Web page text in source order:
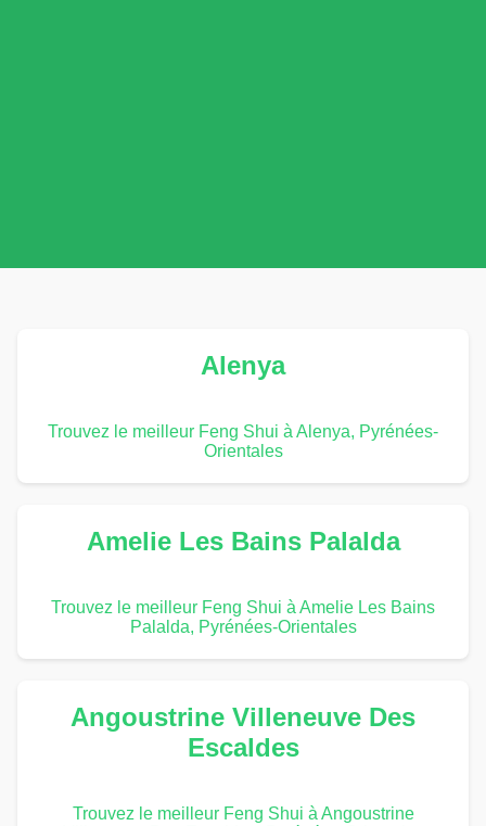
Alenya
Trouvez le meilleur Feng Shui à Alenya, Pyrénées-
Orientales
Amelie Les Bains Palalda
Trouvez le meilleur Feng Shui à Amelie Les Bains
Palalda, Pyrénées-Orientales
Angoustrine Villeneuve Des
Escaldes
Trouvez le meilleur Feng Shui à Angoustrine